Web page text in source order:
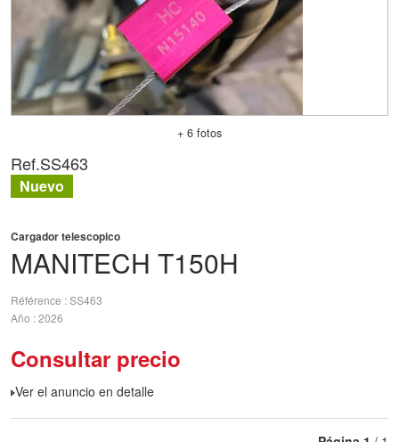
+ 6 fotos
MANITECH T150H
Cargador telescopico
Référence SS463
Año 2026
Consultar precio
Ver el anuncio en detalle
Ref.SS463
Nuevo